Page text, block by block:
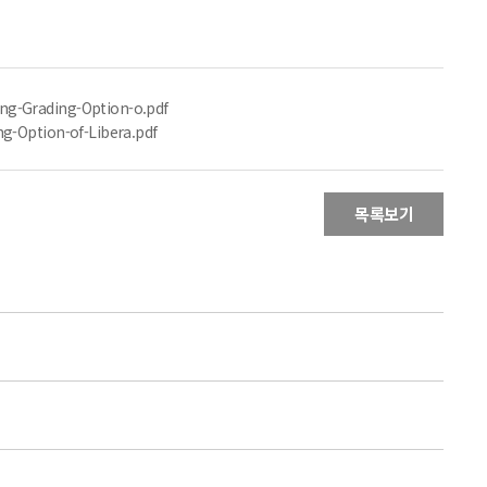
Grading-Option-o.pdf
Option-of-Libera.pdf
목록보기